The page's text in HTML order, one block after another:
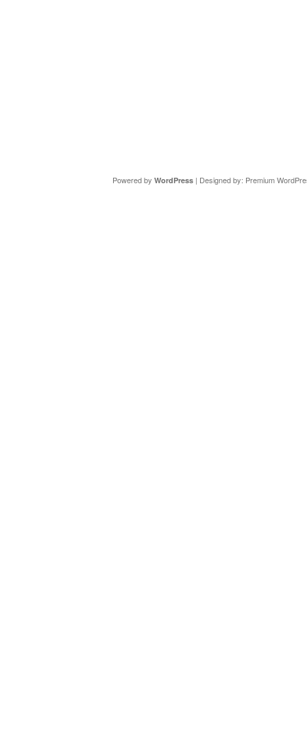
Powered by WordPress| Designed by: Premium